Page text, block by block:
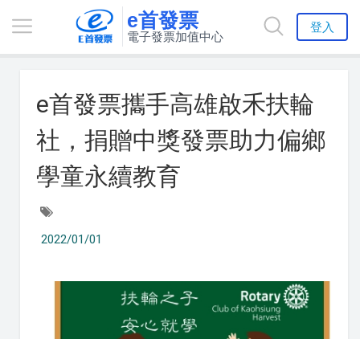
e首發票
電子發票加值中心
登入
e首發票攜手高雄啟禾扶輪
社，捐贈中獎發票助力偏鄉
學童永續教育
2022/01/01